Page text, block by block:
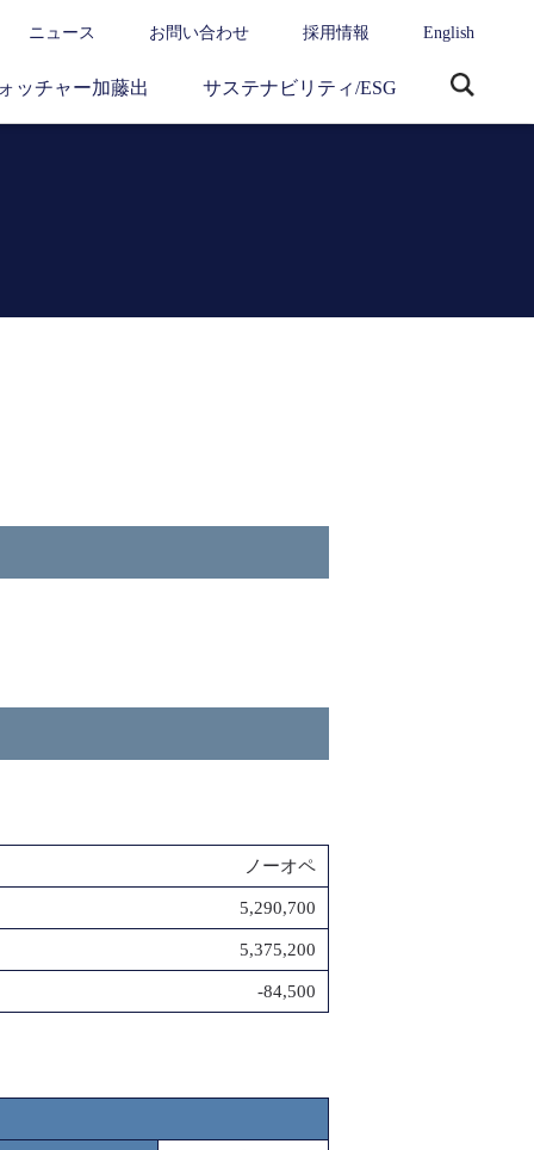
ニュース お問い合わせ 採用情報 English
ッチャー加藤出 サステナビリティ/ESG
ノーオペ
5,290,700
5,375,200
-84,500